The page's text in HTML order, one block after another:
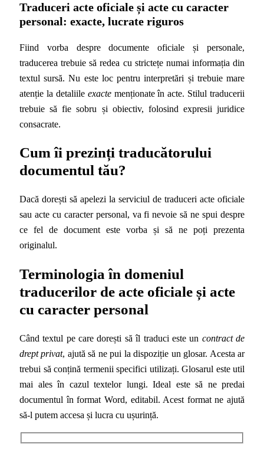
Traduceri acte oficiale și acte cu caracter
personal: exacte, lucrate riguros
Fiind vorba despre documente oficiale și personale,
traducerea trebuie să redea cu strictețe numai informația din
textul sursă. Nu este loc pentru interpretări și trebuie mare
atenție la detaliile exactemenționate în acte. Stilul traducerii
trebuie să fie sobru și obiectiv, folosind expresii juridice
consacrate.
Cum îi prezinți traducătorului
documentul tău?
Dacă dorești să apelezi la serviciul de traduceri acte oficiale
sau acte cu caracter personal, va fi nevoie să ne spui despre
ce fel de document este vorba și să ne poți prezenta
originalul.
Terminologia în domeniul
traducerilor de acte oficiale și acte
cu caracter personal
Când textul pe care dorești să îl traduci este un contract de
drept privat, ajută să ne pui la dispoziție un glosar. Acesta ar
trebui să conțină termenii specifici utilizați. Glosarul este util
mai ales în cazul textelor lungi. Ideal este să ne predai
documentul în format Word, editabil. Acest format ne ajută
să-l putem accesa și lucra cu ușurință.